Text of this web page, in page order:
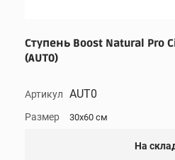
Ступень Boost Natural Pro
(AUT0)
Артикул AUT0
Размер 30x60 см
На